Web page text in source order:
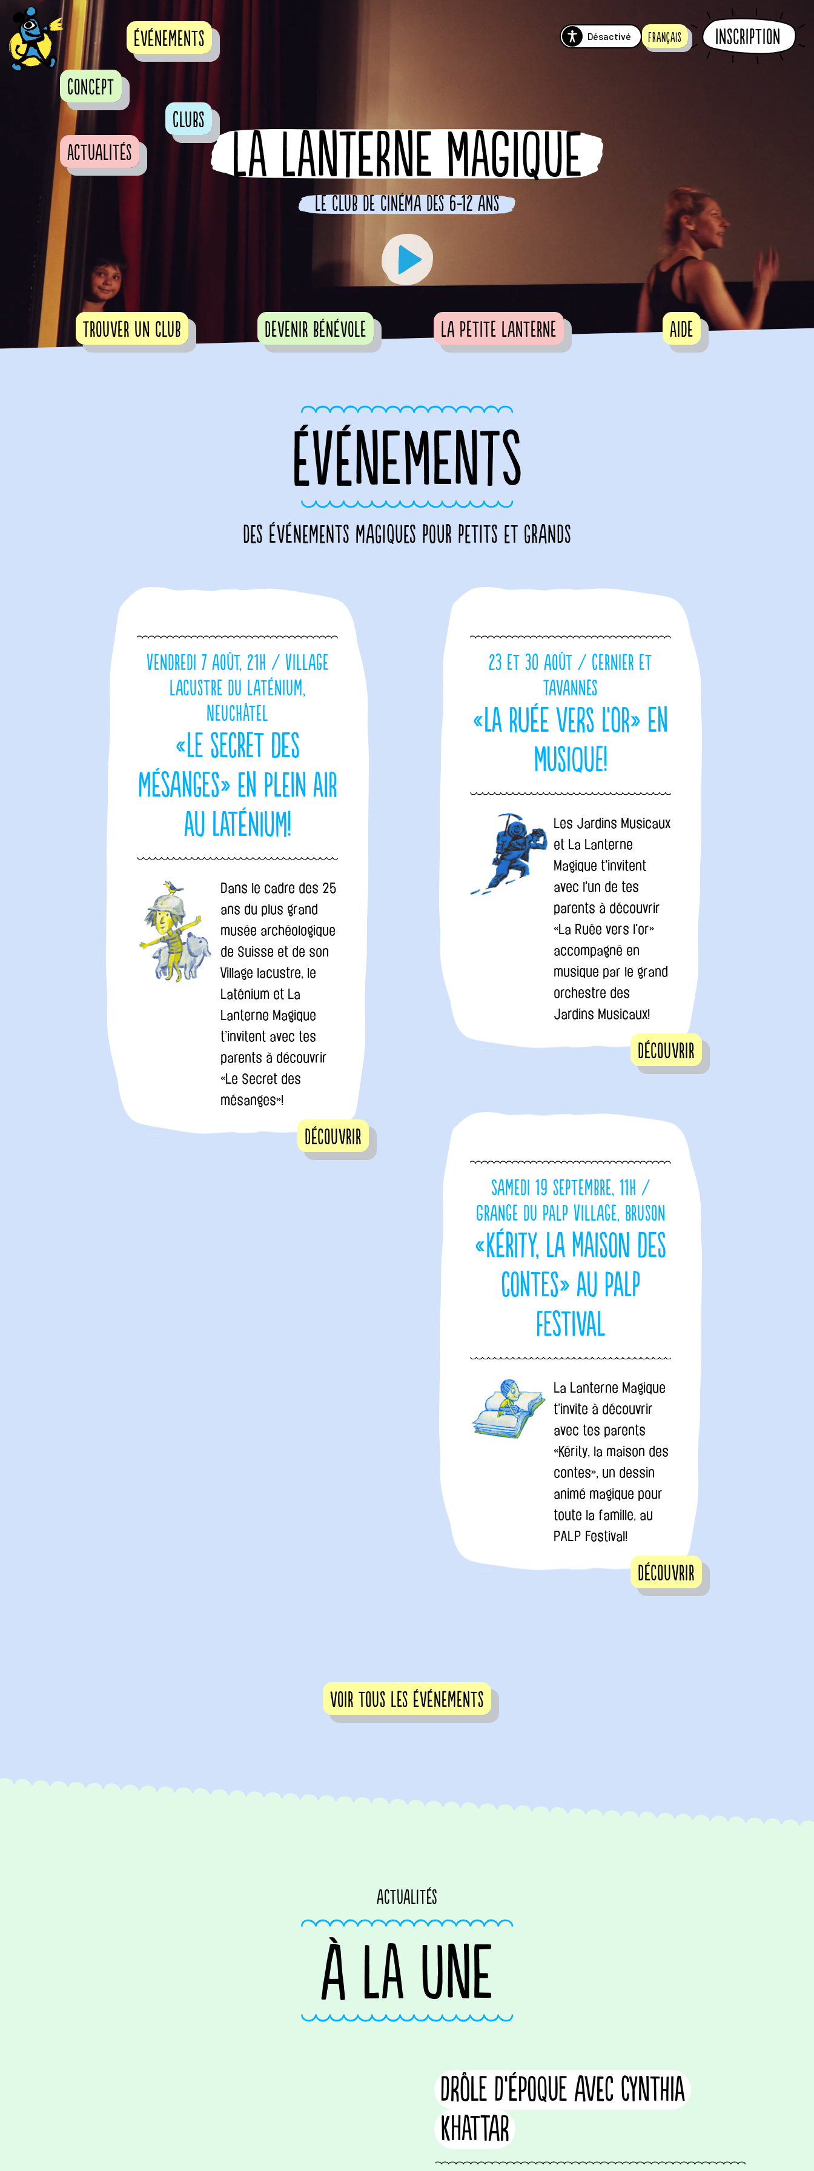
Désactivé Français Inscription
événements
Concept
Clubs
Actualités
LA LANTERNE MAGIQUE
Le club de cinéma des 6-12 ans
Trouver un club Devenir bénévole La Petite Lanterne Aide
ÉVÉNEMENTS
Des événements magiques pour petits et grands
Vendredi 7 août, 21h / Village
lacustre du Laténium,
Neuchâtel
«Le Secret des
mésanges» en plein air
au Laténium!
Dans le cadre des 25
ans du plus grand
musée archéologique
de Suisse et de son
Village lacustre, le
Laténium et La
Lanterne Magique
t’invitent avec tes
parents à découvrir
«Le Secret des
mésanges»!
Découvrir
23 et 30 août / Cernier et
Tavannes
«La Ruée vers l’or» en
musique!
Les Jardins Musicaux
et La Lanterne
Magique t'invitent
avec l'un de tes
parents à découvrir
«La Ruée vers l'or»
accompagné en
musique par le grand
orchestre des
Jardins Musicaux!
Découvrir
Samedi 19 septembre, 11h /
Grange du PALP Village, Bruson
«Kérity, la maison des
contes» au PALP
Festival
La Lanterne Magique
t’invite à découvrir
avec tes parents
«Kérity, la maison des
contes», un dessin
animé magique pour
toute la famille, au
PALP Festival!
Découvrir
voir tous les événements
actualités
À LA UNE
Drôle d’époque avec Cynthia
Khattar